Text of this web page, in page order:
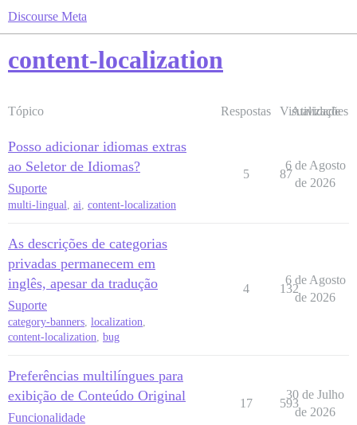
Discourse Meta
content-localization
Tópico Respostas Visualizações
Atividade
Posso adicionar idiomas extras
ao Seletor de Idiomas?
Suporte
multi-lingual, ai, content-localization
5 87
6 de Agosto
de 2026
As descrições de categorias
privadas permanecem em
inglês, apesar da tradução
Suporte
category-banners, localization,
content-localization, bug
4 132
6 de Agosto
de 2026
Preferências multilíngues para
exibição de Conteúdo Original
Funcionalidade
17 593
30 de Julho
de 2026